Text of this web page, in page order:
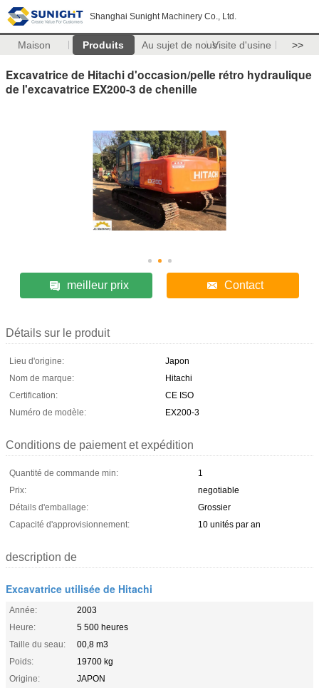
Shanghai Sunight Machinery Co., Ltd.
Maison Produits Au sujet de nousVisite d'usine >>
Excavatrice de Hitachi d'occasion/pelle rétro hydraulique
de l'excavatrice EX200-3 de chenille
meilleur prix Contact
Détails sur le produit
Lieu d'origine:
Japon
Nom de marque:
Hitachi
Certification:
CE ISO
Numéro de modèle:
EX200-3
Conditions de paiement et expédition
Quantité de commande min:
1
Prix:
negotiable
Détails d'emballage:
Grossier
Capacité d'approvisionnement:
10 unités par an
description de
Excavatrice utilisée de Hitachi
Année:
2003
Heure:
5 500 heures
Taille du seau:
00,8 m3
Poids:
19700 kg
Origine:
JAPON